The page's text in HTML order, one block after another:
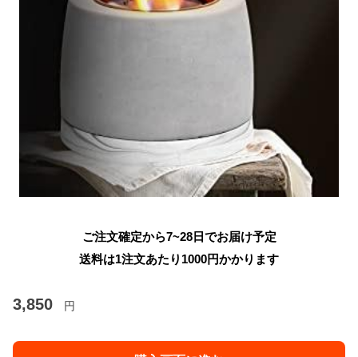
ご注文確定から7~28日でお届け予定
送料は1注文あたり 1000円かかります
3,850 円